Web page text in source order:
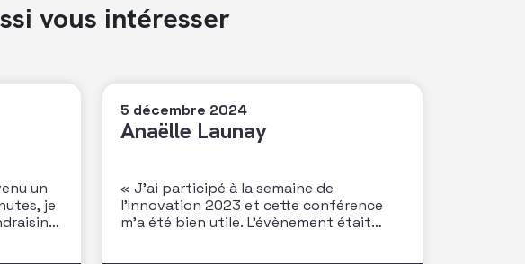
vous intéresser
un
je
5 décembre 2024
Anaëlle Launay
« J’ai participé à la semaine de
l’Innovation 2023 et cette conférence
m’a été bien utile. L’évènement était